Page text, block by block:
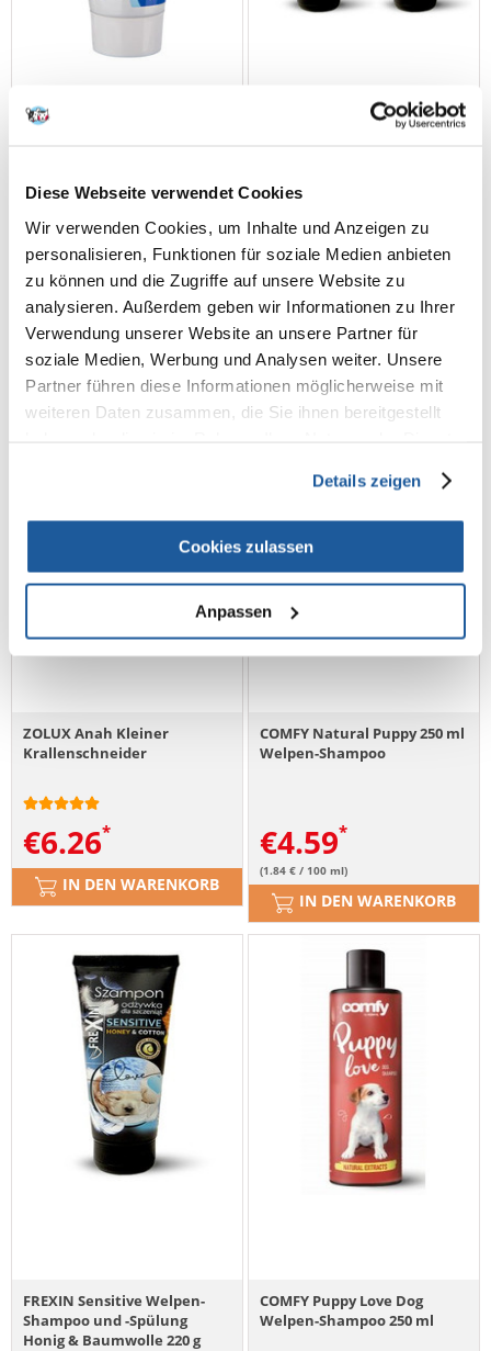
Diese Webseite verwendet Cookies
Wir verwenden Cookies, um Inhalte und Anzeigen zu
personalisieren, Funktionen für soziale Medien anbieten
zu können und die Zugriffe auf unsere Website zu
analysieren. Außerdem geben wir Informationen zu Ihrer
Verwendung unserer Website an unsere Partner für
soziale Medien, Werbung und Analysen weiter. Unsere
Partner führen diese Informationen möglicherweise mit
weiteren Daten zusammen, die Sie ihnen bereitgestellt
Details zeigen
Cookies zulassen
Anpassen
50 ml
€2.30
(4.60 € / 100 ml)
IN DEN WARENKORB
Shampoo und -Spülung
€11.44
(26.00 € / kg)
IN DEN WARENKORB
ZOLUX Anah Kleiner
Krallenschneider
€6.26
IN DEN WARENKORB
COMFY Natural Puppy 250 ml
Welpen-Shampoo
€4.59
(1.84 € / 100 ml)
IN DEN WARENKORB
FREXIN Sensitive Welpen-
Shampoo und -Spülung
Honig & Baumwolle 220 g
COMFY Puppy Love Dog
Welpen-Shampoo 250 ml